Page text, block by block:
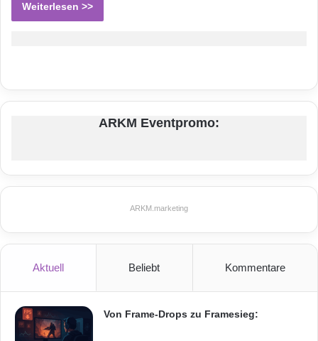
Weiterlesen >>
ARKM Eventpromo:
ARKM.marketing
Aktuell Beliebt Kommentare
Von Frame-Drops zu Framesieg: